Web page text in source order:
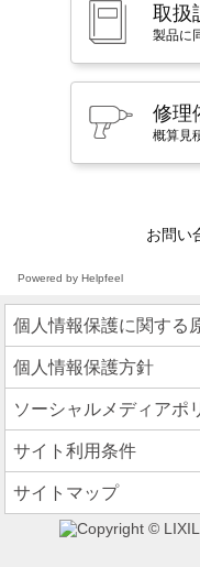
取扱
製品に
修理
概算見
お問い
Powered by Helpfeel
個人情報保護に関する
個人情報保護方針
ソーシャルメディアポ
サイト利用条件
サイトマップ